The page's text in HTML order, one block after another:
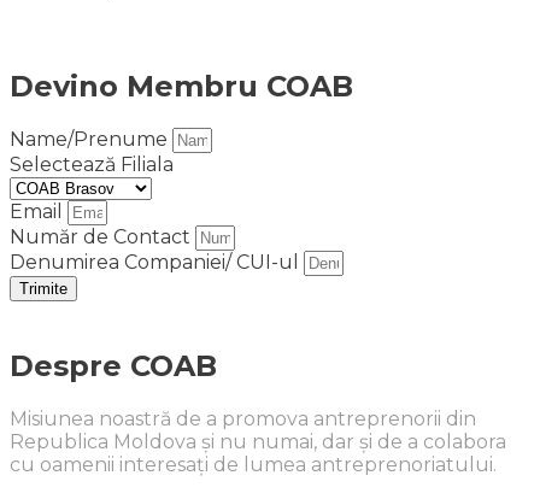
Devino Membru COAB
Name/Prenume
Selectează Filiala
Email
Număr de Contact
Denumirea Companiei/ CUI-ul
Trimite
Despre COAB
Misiunea noastră de a promova antreprenorii din
Republica Moldova și nu numai, dar și de a colabora
cu oamenii interesați de lumea antreprenoriatului.